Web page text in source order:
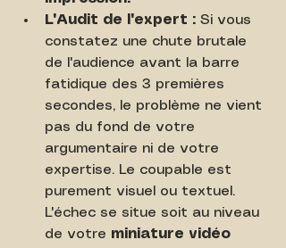
L'Audit de l'expert : Si vous
constatez une chute brutale
de l'audience avant la barre
fatidique des 3 premières
secondes, le problème ne vient
pas du fond de votre
argumentaire ni de votre
expertise. Le coupable est
purement visuel ou textuel.
L'échec se situe soit au niveau
de votre miniature vidéo